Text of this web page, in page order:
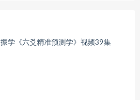
学《六爻精准预测学》视频39集